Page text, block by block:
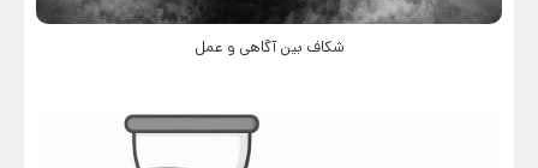
شکاف بین آگاهی و عمل